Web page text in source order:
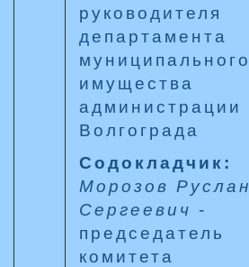
руководителя
департамента
муниципального
имущества
администрации
Волгограда
Содокладчик:
Морозов Руслан
Сергеевич -
председатель
комитета